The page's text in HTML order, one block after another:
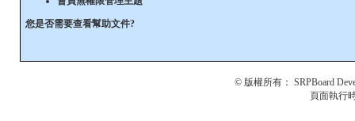
您是否需要查看幫助文件?
© 版權所有： SRPBoard
頁面執行